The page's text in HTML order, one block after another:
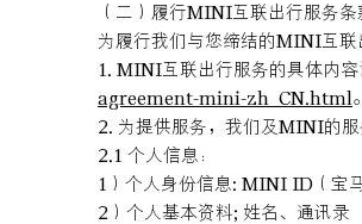
（二）履行MINI互联出行服务
为履行我们与您缔结的MINI互联
1. MINI互联出行服务的具体内
agreement-mini-zh_CN.html
2. 为提供服务，我们及MINI的服
2.1 个人信息：
1）个人身份信息: MINI ID（宝
2）个人基本资料; 姓名、通讯录